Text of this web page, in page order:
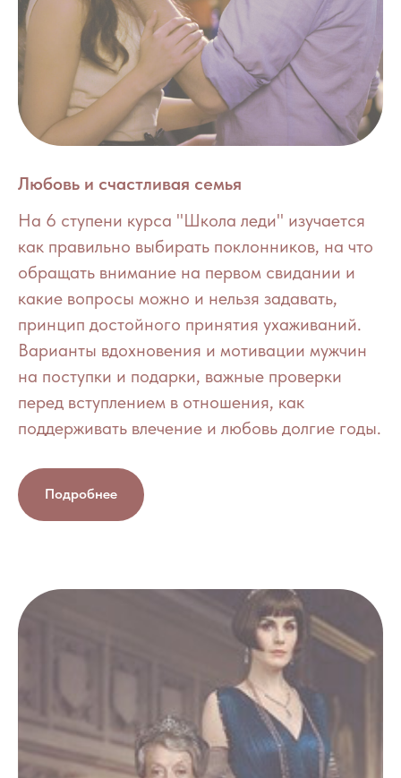
Любовь и счастливая семья
На 6 ступени курса "Школа леди" изучается
как правильно выбирать поклонников, на что
обращать внимание на первом свидании и
какие вопросы можно и нельзя задавать,
принцип достойного принятия ухаживаний.
Варианты вдохновения и мотивации мужчин
на поступки и подарки, важные проверки
перед вступлением в отношения, как
поддерживать влечение и любовь долгие годы.
Подробнее